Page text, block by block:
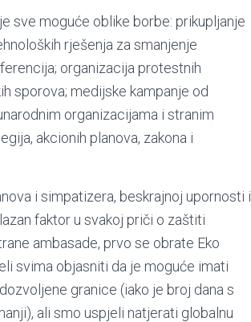
sve moguće oblike borbe: prikupljanje
rješenja za smanjenje
organizacija protestnih
sporova; medijske kampanje od
organizacijama i stranim
akcionih planova, zakona i
i simpatizera, beskrajnoj upornosti i
faktor u svakoj priči o zaštiti
ambasade, prvo se obrate Eko
svima objasniti da je moguće imati
granice (iako je broj dana s
ali smo uspjeli natjerati globalnu